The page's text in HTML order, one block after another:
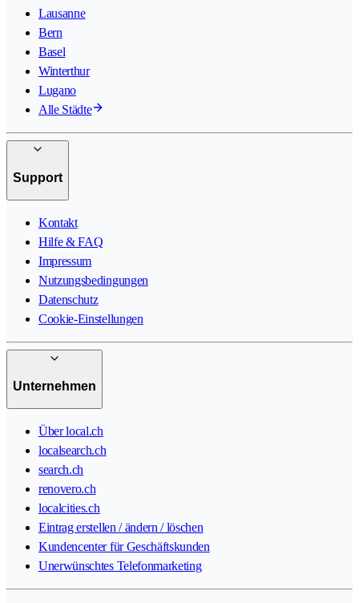
Lausanne
Bern
Basel
Winterthur
Lugano
Alle Städte
Support
Kontakt
Hilfe & FAQ
Impressum
Nutzungsbedingungen
Datenschutz
Cookie-Einstellungen
Unternehmen
Über local.ch
localsearch.ch
search.ch
renovero.ch
localcities.ch
Eintrag erstellen / ändern / löschen
Kundencenter für Geschäftskunden
Unerwünschtes Telefonmarketing